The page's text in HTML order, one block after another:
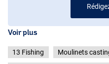
Voir plus
13 Fishing Moulinets